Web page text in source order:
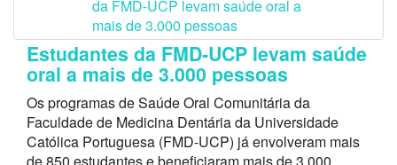
Estudantes da FMD-UCP levam saúde
oral a mais de 3.000 pessoas
Os programas de Saúde Oral Comunitária da
Faculdade de Medicina Dentária da Universidade
Católica Portuguesa (FMD-UCP) já envolveram mais